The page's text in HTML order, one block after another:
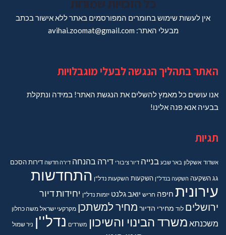
כל הזכויות שמורות
אין לעשות שימוש בחומרים המפורסמים באתר ללא אישור בכתב
מבעלי האתר: avihai.zoomat@gmail.com
האתר בתהליך הנגשה לבעלי מוגבלויות
אנו עושים כל מאמץ להשלים את הנגשת האתר! במידה ונתקלת
בבעיה אנא פנה אלינו!
תגיות
אשדוד אשקלון באר שבע בנייה דיור ציבורי דירה בהנחה דירה חדשה דירותהסכם
גגהשקעה השקעה בנדל"ן השקעות השקעות נדל"ן התחדשות
עירונית חיפה חריש יואב גלנט יזמות נדל"ן יחידות דיור
ירושלים לוד מחירי הדיור מחיר למשתכן מקרקעי ישראל משה כחלון
משכנתא משרד הבינוי והשיכון משרדים נדל''ן ניר שמול